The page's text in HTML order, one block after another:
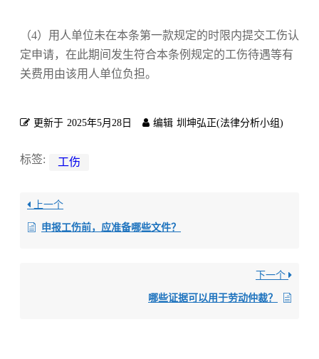
（4）用人单位未在本条第一款规定的时限内提交工伤认
定申请，在此期间发生符合本条例规定的工伤待遇等有
关费用由该用人单位负担。
更新于 2025年5月28日 编辑 圳坤弘正(法律分析小组)
标签: 工伤
上一个
申报工伤前，应准备哪些文件？
下一个
哪些证据可以用于劳动仲裁？